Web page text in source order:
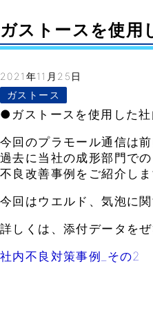
ガストースを使用
2021年11月25日
ガストース
●ガストースを使用した
今回のプラモール通信は前
過去に当社の成形部門で
不良改善事例をご紹介しま
今回はウエルド、気泡に
詳しくは、添付データを
社内不良対策事例_その2